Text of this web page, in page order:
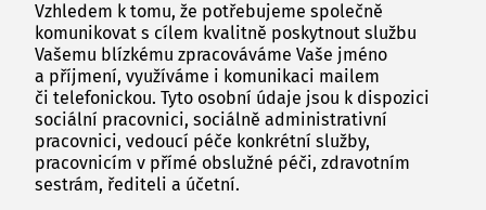
Vzhledem k tomu, že potřebujeme společně
komunikovat s cílem kvalitně poskytnout službu
Vašemu blízkému zpracováváme Vaše jméno
a příjmení, využíváme i komunikaci mailem
či telefonickou. Tyto osobní údaje jsou k dispozici
sociální pracovnici, sociálně administrativní
pracovnici, vedoucí péče konkrétní služby,
pracovnicím v přímé obslužné péči, zdravotním
sestrám, řediteli a účetní.